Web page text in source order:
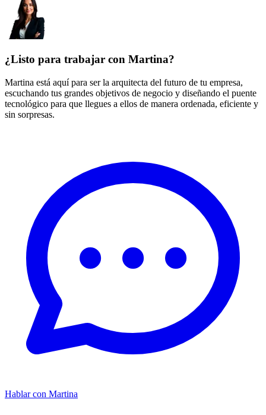
¿Listo para trabajar con Martina?
Martina está aquí para ser la arquitecta del futuro de tu empresa,
escuchando tus grandes objetivos de negocio y diseñando el puente
tecnológico para que llegues a ellos de manera ordenada, eficiente y
sin sorpresas.
Hablar con Martina